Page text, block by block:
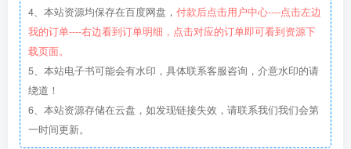
4、本站资源均保存在百度网盘， 付款后点击用户中心----点击左边
我的订单----右边看到订单明细，点击对应的订单即可看到资源下
载页面。
5、本站电子书可能会有水印，具体联系客服咨询，介意水印的请
绕道！
6、本站资源存储在云盘，如发现链接失效，请联系我们我们会第
一时间更新。